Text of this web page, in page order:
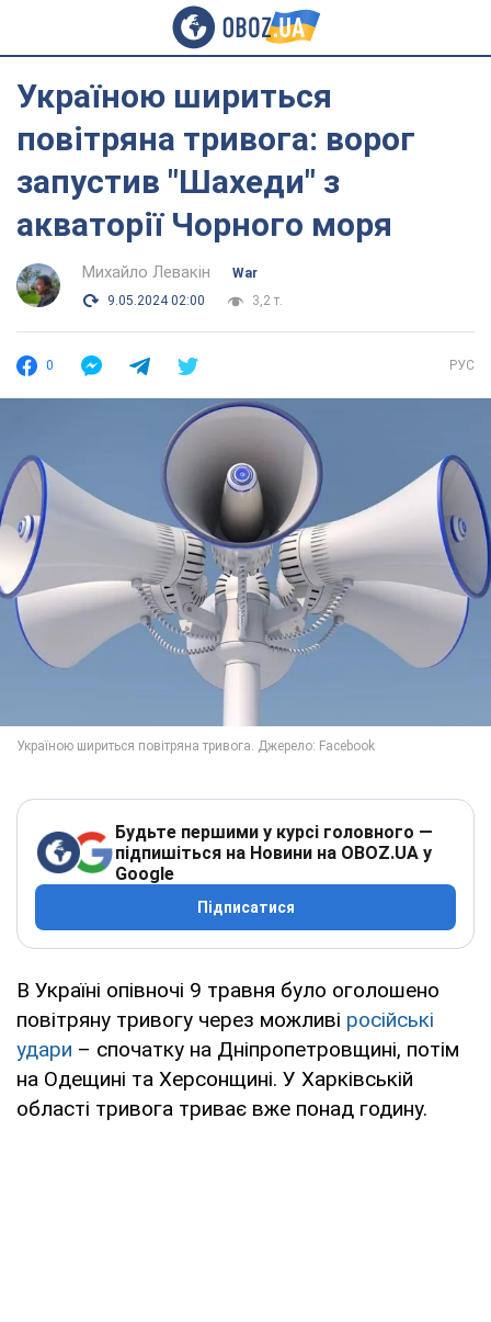
Україною шириться
повітряна тривога: ворог
запустив "Шахеди" з
акваторії Чорного моря
Михайло Левакін
War
9.05.2024 02:00
3,2 т.
0 РУС
Будьте першими у курсі головного —
підпишіться на Новини на OBOZ.UA у
Google
Підписатися
В Україні опівночі 9 травня було оголошено
повітряну тривогу через можливі російські
удари – спочатку на Дніпропетровщині, потім
на Одещині та Херсонщині. У Харківській
області тривога триває вже понад годину.